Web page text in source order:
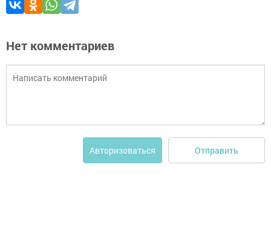
Нет комментариев
Авторизоваться Отправить